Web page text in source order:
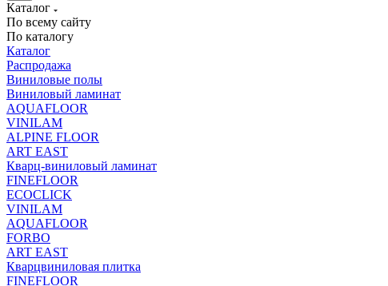
Каталог
По всему сайту
По каталогу
Каталог
Распродажа
Виниловые полы
Виниловый ламинат
AQUAFLOOR
VINILAM
ALPINE FLOOR
ART EAST
Кварц-виниловый ламинат
FINEFLOOR
ECOCLICK
VINILAM
AQUAFLOOR
FORBO
ART EAST
Кварцвиниловая плитка
FINEFLOOR